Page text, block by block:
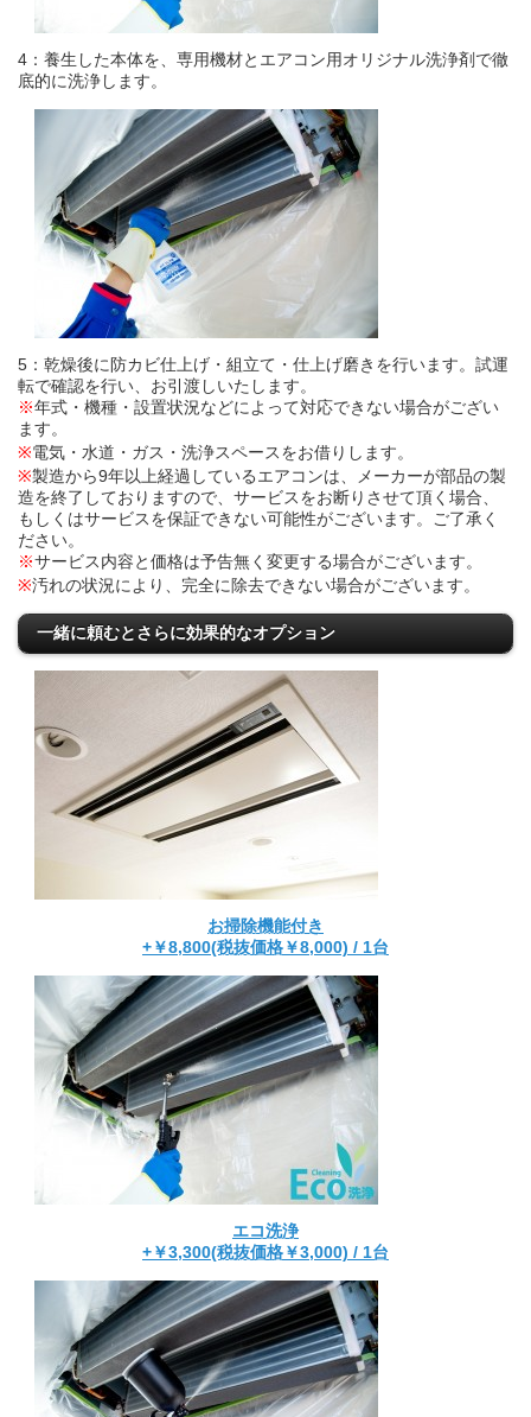
4：養生した本体を、専用機材とエアコン用オリジナル洗浄剤で徹
底的に洗浄します。
5：乾燥後に防カビ仕上げ・組立て・仕上げ磨きを行います。試運
転で確認を行い、お引渡しいたします。
※年式・機種・設置状況などによって対応できない場合がござい
ます。
※電気・水道・ガス・洗浄スペースをお借りします。
※製造から9年以上経過しているエアコンは、メーカーが部品の製
造を終了しておりますので、サービスをお断りさせて頂く場合、
もしくはサービスを保証できない可能性がございます。ご了承く
ださい。
※サービス内容と価格は予告無く変更する場合がございます。
※汚れの状況により、完全に除去できない場合がございます。
一緒に頼むとさらに効果的なオプション
お掃除機能付き
+￥8,800(税抜価格￥8,000) / 1台
エコ洗浄
+￥3,300(税抜価格￥3,000) / 1台